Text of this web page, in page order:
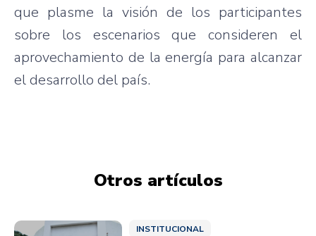
que plasme la visión de los participantes
sobre los escenarios que consideren el
aprovechamiento de la energía para alcanzar
el desarrollo del país.
Otros artículos
INSTITUCIONAL